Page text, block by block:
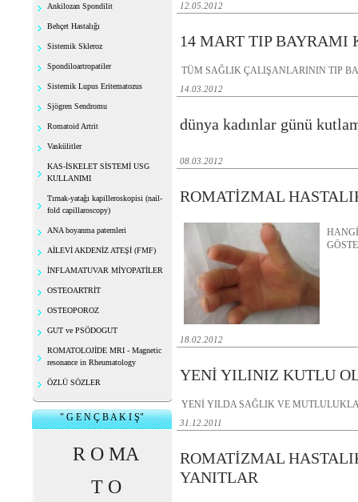
Ankilozan Spondilit
Behçet Hastalığı
Sistemik Skleroz
Spondiloartropatiler
Sistemik Lupus Eritematozus
Sjögren Sendromu
Romatoid Artrit
Vaskülitler
KAS-İSKELET SİSTEMİ USG
KULLANIMI
Tırnak-yatağı kapilleroskopisi (nail-
fold capillaroscopy)
ANA boyanma paternleri
AİLEVİ AKDENİZ ATEŞİ (FMF)
İNFLAMATUVAR MİYOPATİLER
OSTEOARTRİT
OSTEOPOROZ
GUT ve PSÖDOGUT
ROMATOLOJİDE MRI - Magnetic
resonance in Rheumatology
ÖZLÜ SÖZLER
" G E N Ç B A K I Ş"
R O MA
T O
12.05.2012
14 MART TIP BAYRAMI
TÜM SAĞLIK ÇALIŞANLARININ TIP
14.03.2012
dünya kadınlar günü
08.03.2012
ROMATİZMAL
18.02.2012
YENİ YILINIZ KUTLU
YENİ YILDA SAĞLIK VE
31.12.2011
ROMATİZMAL
YANITLAR